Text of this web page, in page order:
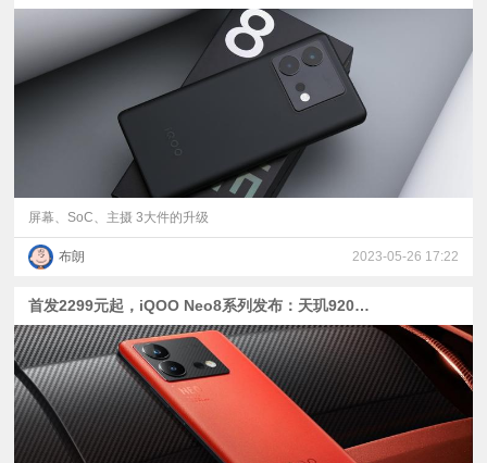
普
验
专
题
屏幕、SoC、主摄 3大件的升级
布朗 2023-05-26 17:22
首发2299元起，iQOO Neo8系列发布：天玑9200+与骁龙8+